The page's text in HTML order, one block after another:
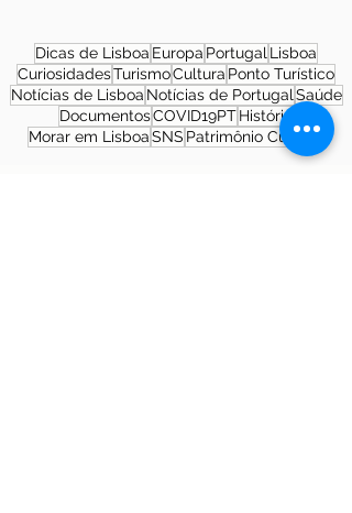
Dicas de Lisboa Europa Portugal Lisboa
CuriosidadesTurismoCultura Ponto Turístico
Notícias de Lisboa Notícias de Portugal Saúde
DocumentosCOVID19PTHistória
Morar em LisboaSNS Patrimônio Cultural